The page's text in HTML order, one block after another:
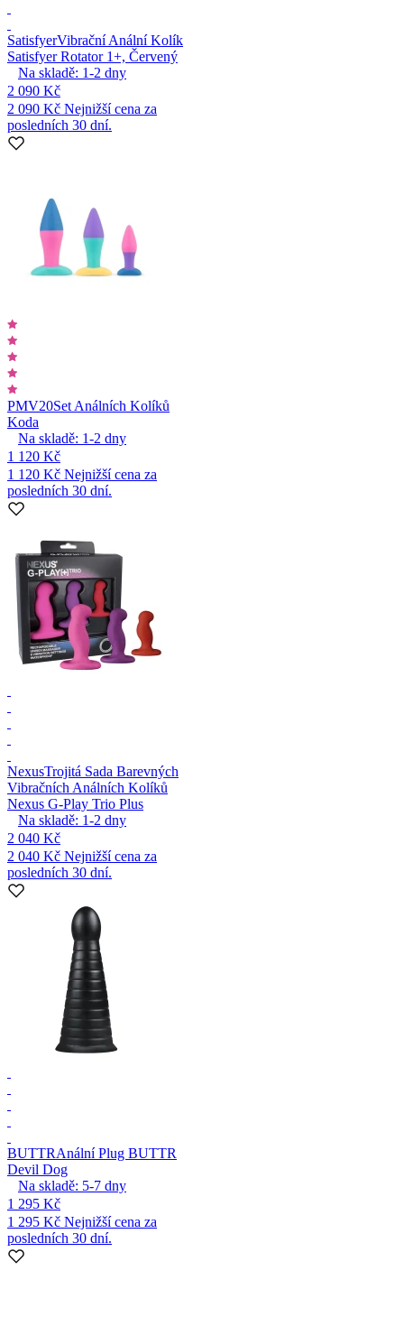
SatisfyerVibrační Anální Kolík
Satisfyer Rotator 1+, Červený
Na skladě: 1-2 dny
2 090 Kč
2 090 Kč Nejnižší cena za
posledních 30 dní.
PMV20Set Análních Kolíků
Koda
Na skladě: 1-2 dny
1 120 Kč
1 120 Kč Nejnižší cena za
posledních 30 dní.
NexusTrojitá Sada Barevných
Vibračních Análních Kolíků
Nexus G-Play Trio Plus
Na skladě: 1-2 dny
2 040 Kč
2 040 Kč Nejnižší cena za
posledních 30 dní.
BUTTRAnální Plug BUTTR
Devil Dog
Na skladě: 5-7 dny
1 295 Kč
1 295 Kč Nejnižší cena za
posledních 30 dní.